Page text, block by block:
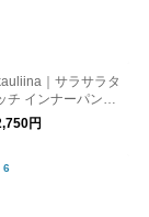
｜サラサラタ
チ インナーパンツ
水速乾 接触冷感 日
本製
円